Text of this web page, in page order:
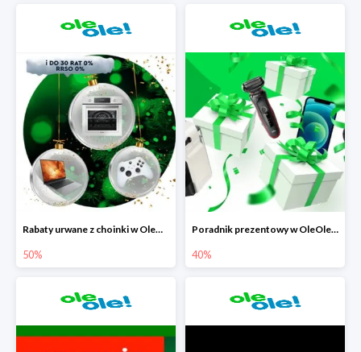
Rabaty urwane z choinki w OleOle! do -50%
50%
Poradnik prezentowy w OleOle! - rabaty do -40%
40%